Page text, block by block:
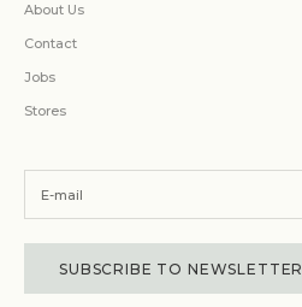
About Us
Contact
Jobs
Stores
SUBSCRIBE TO NEWSLETTER